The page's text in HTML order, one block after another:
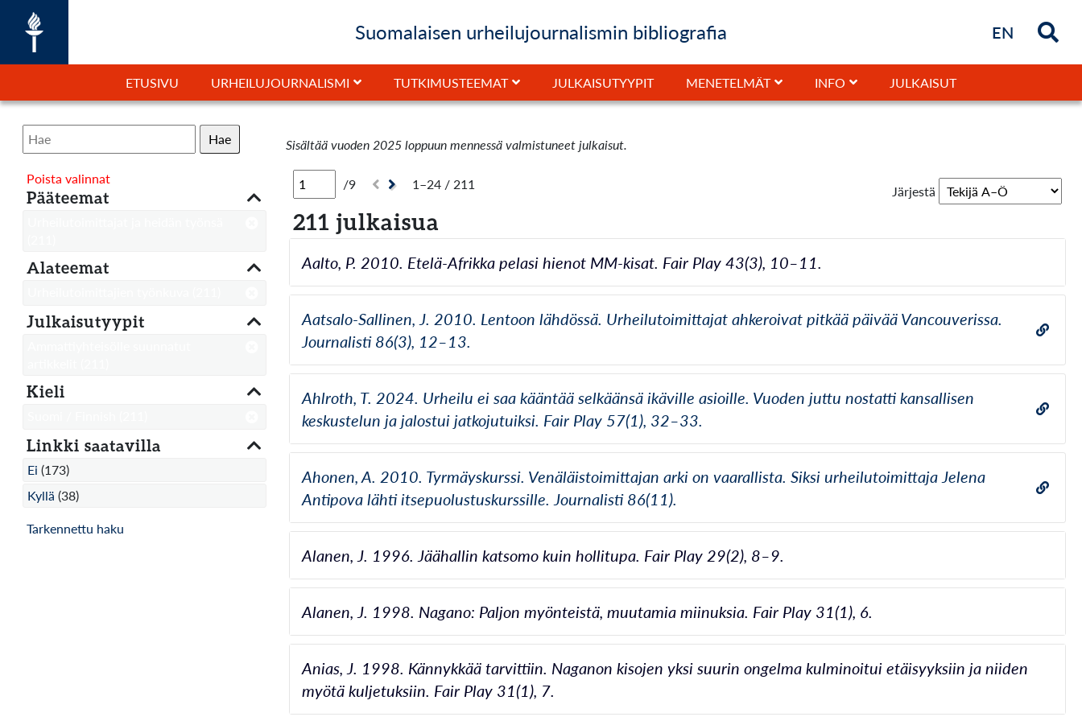
Suomalaisen urheilujournalismin bibliografia EN Briefly
ETUSIVU URHEILUJOURNALISMI TUTKIMUSTEEMAT JULKAISUTYYPIT MENETELMÄT INFO JULKAISUT
Hae Sisältää vuoden 2025 loppuun mennessä valmistuneet julkaisut.
/9 1–24 / 211 Järjestä
211 julkaisua
Aalto, P. 2010. Etelä-Afrikka pelasi hienot MM-kisat. Fair Play 43(3), 10–11.
Aatsalo-Sallinen, J. 2010. Lentoon lähdössä. Urheilutoimittajat ahkeroivat pitkää päivää Vancouverissa.
Journalisti 86(3), 12–13.
Ahlroth, T. 2024. Urheilu ei saa kääntää selkäänsä ikäville asioille. Vuoden juttu nostatti kansallisen
keskustelun ja jalostui jatkojutuiksi. Fair Play 57(1), 32–33.
Ahonen, A. 2010. Tyrmäyskurssi. Venäläistoimittajan arki on vaarallista. Siksi urheilutoimittaja Jelena
Antipova lähti itsepuolustuskurssille. Journalisti 86(11).
Alanen, J. 1996. Jäähallin katsomo kuin hollitupa. Fair Play 29(2), 8–9.
Alanen, J. 1998. Nagano: Paljon myönteistä, muutamia miinuksia. Fair Play 31(1), 6.
Anias, J. 1998. Kännykkää tarvittiin. Naganon kisojen yksi suurin ongelma kulminoitui etäisyyksiin ja niiden
myötä kuljetuksiin. Fair Play 31(1), 7.
Poista valinnat
Pääteemat
Alateemat
Julkaisutyypit
Kieli
Linkki saatavilla
Ei (173)
Kyllä (38)
Tarkennettu haku